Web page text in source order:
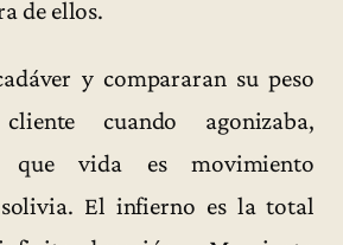
de ellos.
y compararan su peso
cuando agonizaba,
que vida es movimiento
El infierno es la total